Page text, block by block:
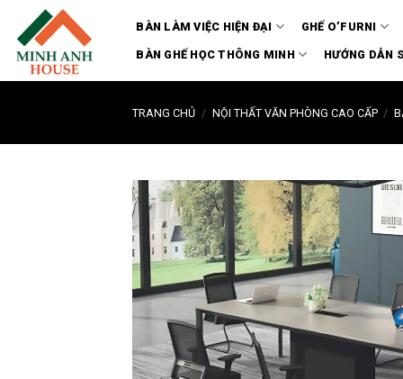
Chuyển
đến
nội
dung
BÀN LÀM VIỆC HIỆN ĐẠI GHẾ O’FURNI
BÀN GHẾ HỌC THÔNG MINH HƯỚNG DẪN
TRANG CHỦ / NỘI THẤT VĂN PHÒNG CAO CẤP /